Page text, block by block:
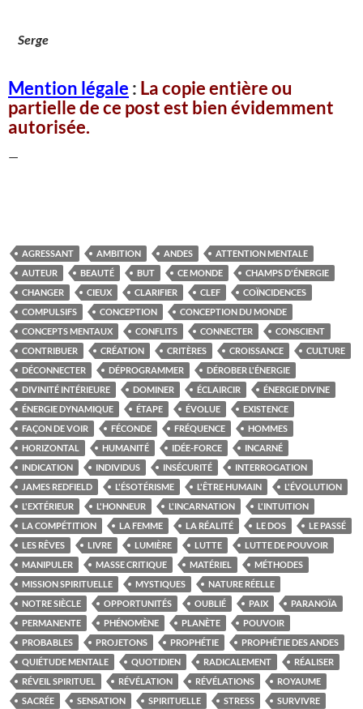
Serge
Mention légale : La copie entière ou
partielle de ce post est bien évidemment
autorisée.
—
AGRESSANT AMBITION ANDES
ATTENTION MENTALE
AUTEUR
BEAUTÉ BUT CE MONDE
CHAMPS D'ÉNERGIE
CHANGER
CIEUX CLARIFIER CLEF
COÏNCIDENCES
COMPULSIFS
CONCEPTION
CONCEPTION DU MONDE
CONCEPTS MENTAUX
CONFLITS CONNECTER
CONSCIENT
CONTRIBUER
CRÉATION CRITÈRES CROISSANCE
CULTURE
DÉCONNECTER
DÉPROGRAMMER
DÉROBER L'ÉNERGIE
DIVINITÉ INTÉRIEURE
DOMINER ÉCLAIRCIR
ÉNERGIE DIVINE
ÉNERGIE DYNAMIQUE
ÉTAPE ÉVOLUE
EXISTENCE
FAÇON DE VOIR
FÉCONDE FRÉQUENCE
HOMMES
HORIZONTAL
HUMANITÉ IDÉE-FORCE
INCARNÉ
INDICATION
INDIVIDUS INSÉCURITÉ
INTERROGATION
JAMES REDFIELD
L'ÉSOTÉRISME L'ÊTRE HUMAIN
L'ÉVOLUTION
L'EXTÉRIEUR
L'HONNEUR L'INCARNATION
L'INTUITION
LA COMPÉTITION
LA FEMME LA RÉALITÉ LE DOS
LE PASSÉ
LES RÊVES
LIVRE LUMIÈRE LUTTE
LUTTE DE POUVOIR
MANIPULER
MASSE CRITIQUE MATÉRIEL
MÉTHODES
MISSION SPIRITUELLE
MYSTIQUES
NATURE RÉELLE
NOTRE SIÈCLE
OPPORTUNITÉS OUBLIÉ PAIX
PARANOÏA
PERMANENTE
PHÉNOMÈNE PLANÈTE
POUVOIR
PROBABLES
PROJETONS PROPHÉTIE
PROPHÉTIE DES ANDES
QUIÉTUDE MENTALE
QUOTIDIEN RADICALEMENT
RÉALISER
RÉVEIL SPIRITUEL
RÉVÉLATION RÉVÉLATIONS
ROYAUME
SACRÉE
SENSATION SPIRITUELLE STRESS
SURVIVRE